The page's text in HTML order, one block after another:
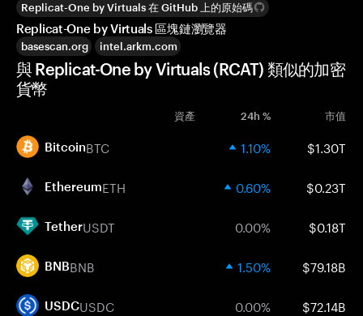
Replicat-One by Virtuals 在 GitHub 上的原始碼
Replicat-One by Virtuals 區塊鏈瀏覽器
basescan.org intel.arkm.com
與 Replicat-One by Virtuals (RCAT) 類似的加密
貨幣
資產 24h % 市值
BitcoinBTC 1.10% $1.30T
EthereumETH 0.60% $0.23T
TetherUSDT 0.00% $0.18T
BNBBNB 1.50% $79.18B
USDCUSDC 0.00% $72.14B